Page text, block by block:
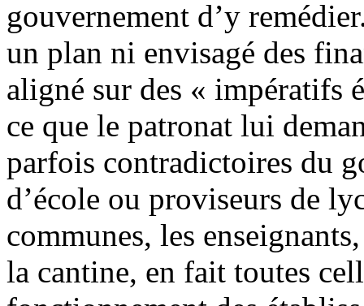
gouvernement d’y
un plan ni envisagé des
aligné sur des « impératifs
ce que le patronat lui
parfois contradictoires du
d’école ou proviseurs de
communes, les
la cantine, en fait toutes